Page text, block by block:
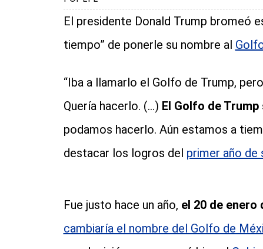
El presidente Donald Trump bromeó
tiempo” de ponerle su nombre al
“Iba a llamarlo el Golfo de Trump,
Quería hacerlo. (...) El Golfo de
podamos hacerlo. Aún estamos a
destacar los logros del primer año de
Fue justo hace un año, el 20 de enero
cambiaría el nombre del Golfo de